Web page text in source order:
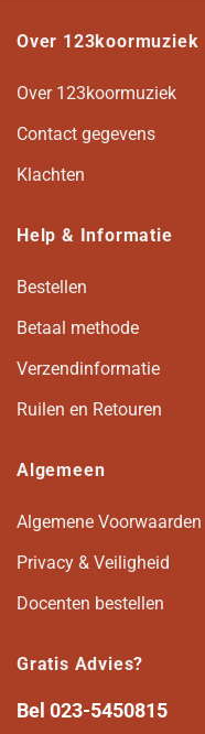
Over 123koormuziek
Over 123koormuziek
Contact gegevens
Klachten
Help & Informatie
Bestellen
Betaal methode
Verzendinformatie
Ruilen en Retouren
Algemeen
Algemene Voorwaarden
Privacy & Veiligheid
Docenten bestellen
Gratis Advies?
Bel 023-5450815